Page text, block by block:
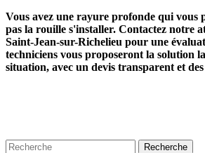
Vous avez une rayure profonde qui vous
pas la rouille s'installer. Contactez notre
Saint-Jean-sur-Richelieu pour une
techniciens vous proposeront la solution
situation, avec un devis transparent et des